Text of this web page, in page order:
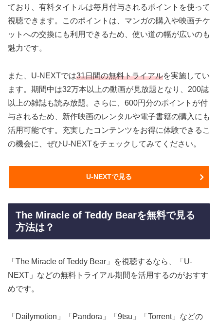
ており、有料タイトルは毎月付与されるポイントを使って
視聴できます。このポイントは、マンガの購入や映画チケ
ットへの交換にも利用できるため、使い道の幅が広いのも
魅力です。
また、U-NEXTでは31日間の無料トライアルを実施してい
ます。期間中は32万本以上の動画が見放題となり、200誌
以上の雑誌も読み放題。さらに、600円分のポイントが付
与されるため、新作映画のレンタルや電子書籍の購入にも
活用可能です。充実したコンテンツをお得に体験できるこ
の機会に、ぜひU-NEXTをチェックしてみてください。
U-NEXTで見る
The Miracle of Teddy Bearを無料で見る
方法は？
「The Miracle of Teddy Bear」を視聴するなら、「U-
NEXT」などの無料トライアル期間を活用するのがおすす
めです。
「Dailymotion」「Pandora」「9tsu」「Torrent」などの